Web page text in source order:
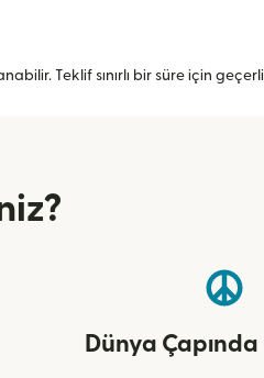
Teklif sınırlı bir süre için
Dünya